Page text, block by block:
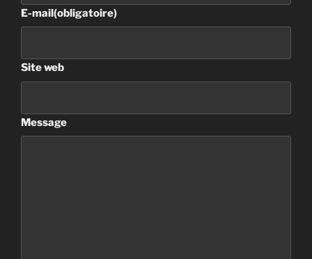
E-mail(obligatoire)
Site web
Message